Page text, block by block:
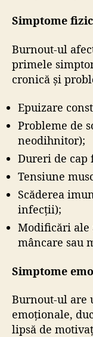
Simptome
Burnout-ul
primele
cronică și
Epuizare
Probleme de
neodihnitor);
Dureri de cap
Tensiune
Scăderea
infecții);
Modificări ale
mâncare sau
Simptome
Burnout-ul are
emoționale,
lipsă de